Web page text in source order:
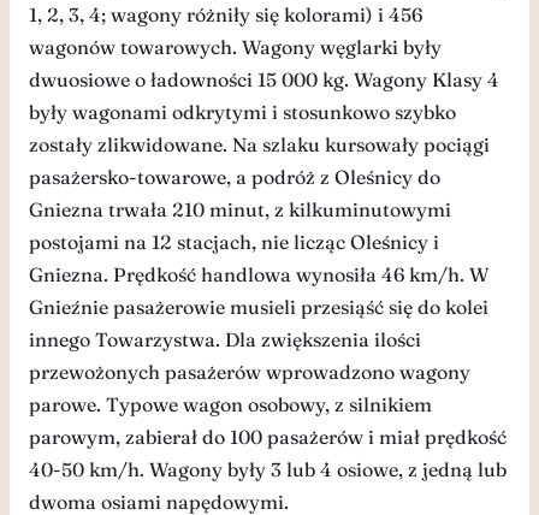
1, 2, 3, 4; wagony różniły się kolorami) i 456
wagonów towarowych. Wagony węglarki były
dwuosiowe o ładowności 15 000 kg. Wagony Klasy 4
były wagonami odkrytymi i stosunkowo szybko
zostały zlikwidowane. Na szlaku kursowały pociągi
pasażersko-towarowe, a podróż z Oleśnicy do
Gniezna trwała 210 minut, z kilkuminutowymi
postojami na 12 stacjach, nie licząc Oleśnicy i
Gniezna. Prędkość handlowa wynosiła 46 km/h. W
Gnieźnie pasażerowie musieli przesiąść się do kolei
innego Towarzystwa. Dla zwiększenia ilości
przewożonych pasażerów wprowadzono wagony
parowe. Typowe wagon osobowy, z silnikiem
parowym, zabierał do 100 pasażerów i miał prędkość
40-50 km/h. Wagony były 3 lub 4 osiowe, z jedną lub
dwoma osiami napędowymi.